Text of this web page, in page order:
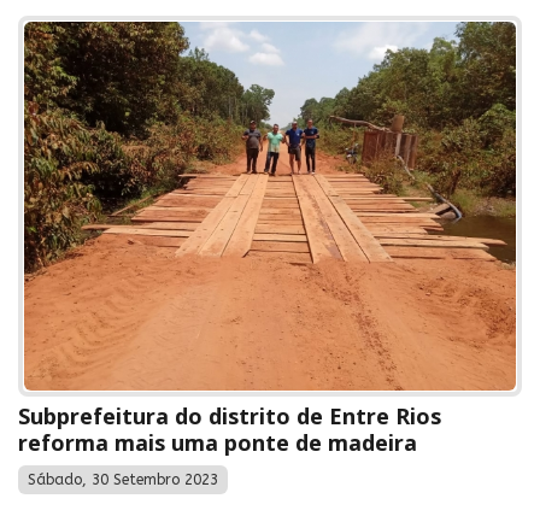
Subprefeitura do distrito de Entre Rios
reforma mais uma ponte de madeira
Sábado, 30 Setembro 2023